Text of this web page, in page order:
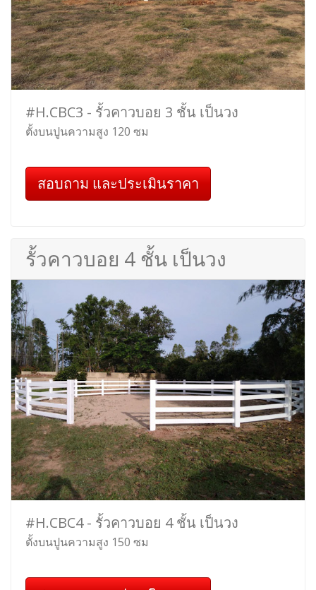
#H.CBC3 - รั้วคาวบอย 3 ชั้น เป็นวง
ตั้งบนปูนความสูง 120 ซม
สอบถาม และประเมินราคา
รั้วคาวบอย 4 ชั้น เป็นวง
#H.CBC4 - รั้วคาวบอย 4 ชั้น เป็นวง
ตั้งบนปูนความสูง 150 ซม